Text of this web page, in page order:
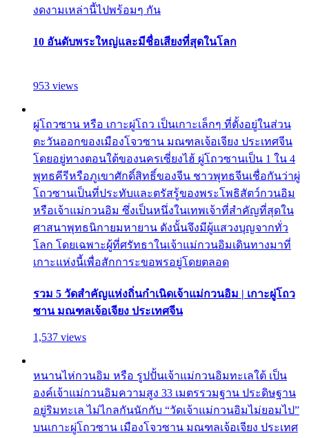
งดงามเหล่านี้ไปพร้อมๆ กัน
10 อันดับพระใหญ่และมีชื่อเสียงที่สุดในโลก
953 views
ผู่โถวซาน หรือ เกาะผู่โถว เป็นเกาะเล็กๆ ที่ตั้งอยู่ในส่วน
ตะวันออกของเมืองโจวซาน มณฑลเจ้อเจียง ประเทศจีน
โดยอยู่ทางตอนใต้ของนครเซี่ยงไฮ้ ผู่โถวซานเป็น 1 ใน 4
พุทธคีรีหรือภูเขาศักดิ์สิทธิ์ของจีน ชาวพุทธจีนเชื่อกันว่าผู่
โถวซานเป็นที่ประทับและตรัสรู้ของพระโพธิสัตว์กวนอิม
หรือเจ้าแม่กวนอิม ซึ่งเป็นหนึ่งในเทพเจ้าที่สำคัญที่สุดใน
ศาสนาพุทธนิกายมหายาน ดังนั้นจึงมีผู้แสวงบุญจากทั่ว
โลก โดยเฉพาะผู้ที่ศรัทธาในเจ้าแม่กวนอิมเดินทางมาที่
เกาะแห่งนี้เพื่อสักการะขอพรอยู่โดยตลอด
รวม 5 วัดสำคัญแห่งถิ่นกำเนิดเจ้าแม่กวนอิม | เกาะผู่โถว
ซาน มณฑลเจ้อเจียง ประเทศจีน
1,537 views
หนานไห่กวนอิม หรือ รูปปั้นเจ้าแม่กวนอิมทะเลใต้ เป็น
องค์เจ้าแม่กวนอิมความสูง 33 เมตรรวมฐาน ประดิษฐาน
อยู่ริมทะเล ไม่ไกลกันนักกับ “วัดเจ้าแม่กวนอิมไม่ยอมไป”
บนเกาะผู่โถวซาน เมืองโจวซาน มณฑลเจ้อเจียง ประเทศ